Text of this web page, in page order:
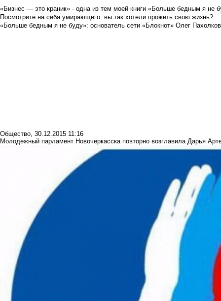
«Бизнес — это краник» - одна из тем моей книги «Больше бедным я не
Посмотрите на себя умирающего: вы так хотели прожить свою жизнь?
«Больше бедным я не буду»: основатель сети «Блокнот» Олег Пахолков
Общество, 30.12.2015 11:16
Молодежный парламент Новочеркасска повторно возглавила Дарья